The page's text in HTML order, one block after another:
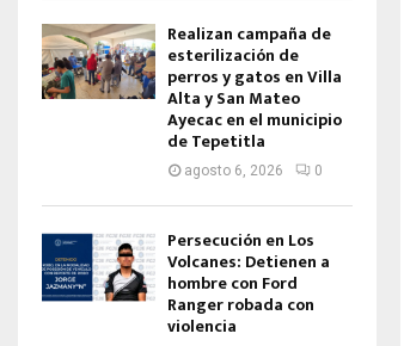
Realizan campaña de
esterilización de
perros y gatos en Villa
Alta y San Mateo
Ayecac en el municipio
de Tepetitla
agosto 6, 2026 0
Persecución en Los
Volcanes: Detienen a
hombre con Ford
Ranger robada con
violencia